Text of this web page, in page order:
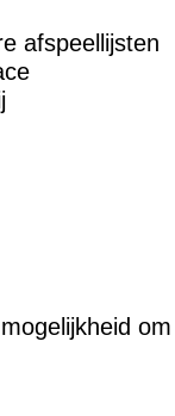
afspeellijsten